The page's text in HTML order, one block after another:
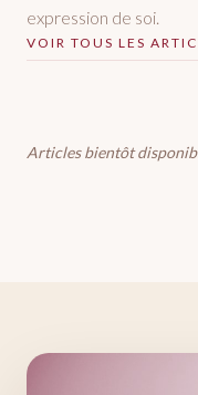
expression de soi.
VOIR TOUS LES
Articles bientôt